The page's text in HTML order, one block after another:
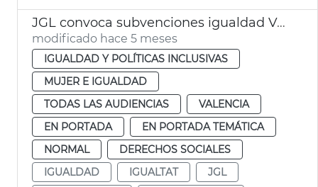
JGL convoca subvenciones igualdad València
modificado hace 5 meses
IGUALDAD Y POLÍTICAS INCLUSIVAS
MUJER E IGUALDAD
TODAS LAS AUDIENCIAS
VALENCIA
EN PORTADA
EN PORTADA TEMÁTICA
NORMAL
DERECHOS SOCIALES
IGUALDAD
IGUALTAT
JGL